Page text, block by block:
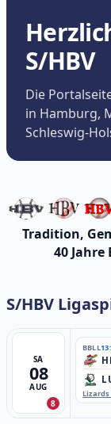
S/HBV
Die
in Hamburg,
Schleswig-
Tradition,
40
S/HBV
SA
08
AUG
8
BBLL
Lizards